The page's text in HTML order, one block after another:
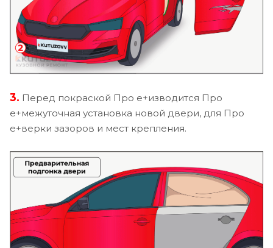
3. Перед покраской Про е+изводится Про
е+межуточная установка новой двери, для Про
е+верки зазоров и мест крепления.